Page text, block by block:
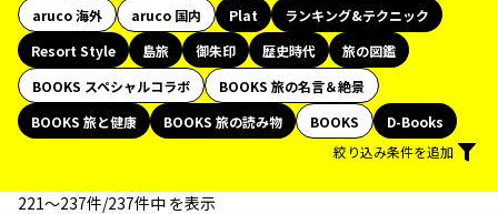
aruco 海外
aruco 国内 Plat
ランキング&テクニック
Resort Style
島旅 御朱印 歴史時代
旅の図鑑
BOOKS スペシャルコラボ
BOOKS 旅の名言＆絶景
BOOKS 旅と健康
BOOKS 旅の読み物 BOOKS
D-Books
絞り込み条件を追加
221〜237件/237件中 を表示